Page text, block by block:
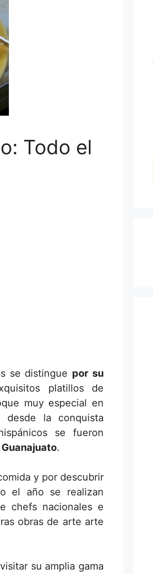
Todo el
se distingue por su
platillos de
muy especial en
la conquista
se fueron
.
y por descubrir
el año se realizan
chefs nacionales e
obras de arte arte
su amplia gama